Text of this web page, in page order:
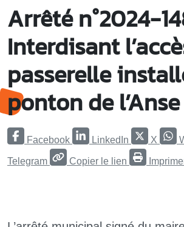
Arrêté n°2024-
Interdisant
passerelle
ponton de
Facebook LinkedIn X
Telegram Copier le lien